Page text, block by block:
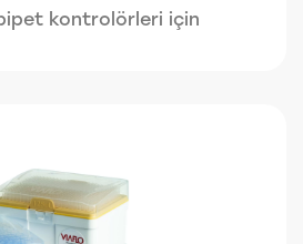
kontrolörleri için